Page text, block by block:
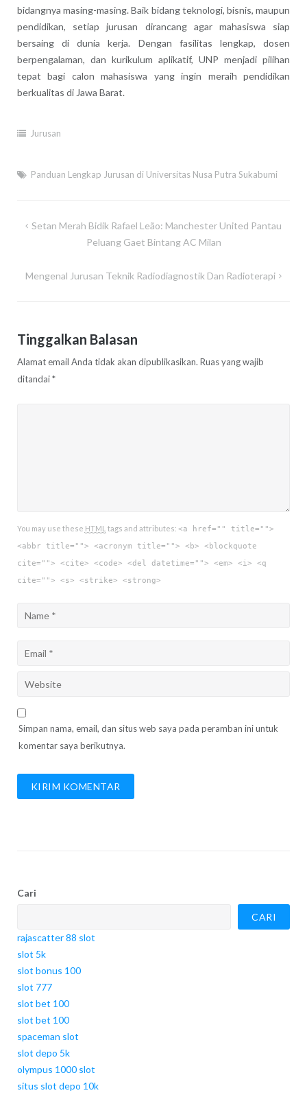
bidangnya masing-masing. Baik bidang teknologi, bisnis, maupun
pendidikan, setiap jurusan dirancang agar mahasiswa siap
bersaing di dunia kerja. Dengan fasilitas lengkap, dosen
berpengalaman, dan kurikulum aplikatif, UNP menjadi pilihan
tepat bagi calon mahasiswa yang ingin meraih pendidikan
berkualitas di Jawa Barat.
Jurusan
Panduan Lengkap Jurusan di Universitas Nusa Putra Sukabumi
Navigasi
Setan Merah Bidik Rafael Leão: Manchester United Pantau
Peluang Gaet Bintang AC Milan
Mengenal Jurusan Teknik Radiodiagnostik Dan Radioterapi
Tinggalkan Balasan
Alamat email Anda tidak akan dipublikasikan. Ruas yang wajib
ditandai*
You may use these HTML tags and attributes: <a href="" title="">
<abbr title=""> <acronym title=""> <b> <blockquote
cite=""> <cite> <code> <del datetime=""> <em> <i> <q
cite=""> <s> <strike> <strong>
Simpan nama, email, dan situs web saya pada peramban ini untuk
komentar saya berikutnya.
Cari
CARI
rajascatter 88 slot
slot 5k
slot bonus 100
slot 777
slot bet 100
slot bet 100
spaceman slot
slot depo 5k
olympus 1000 slot
situs slot depo 10k